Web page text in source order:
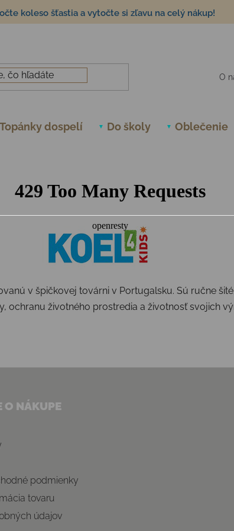
koleso šťastia a vytočte si zľavu na celý nákup!
O
Topánky dospelí Do školy Oblečenie
v špičkovej továrni v Portugalsku. Sú ručne
ochranu životného prostredia a životnosť svojich
O NÁKUPE
podmienky
tovaru
údajov